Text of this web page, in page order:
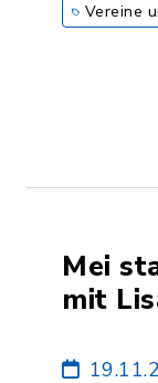
Vereine
Mei
mit